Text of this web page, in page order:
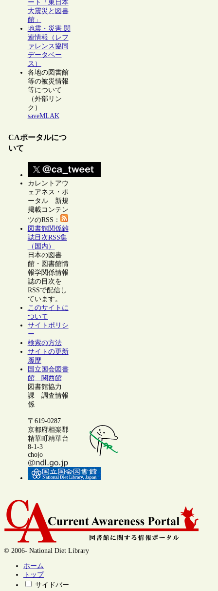
ート「東日本
大震災と図書
館」
地震・災害 関
連情報（レフ
ァレンス協同
データベー
ス）
各地の図書館
等の被災情報
等について
（外部リン
ク）
saveMLAK
CAポータルにつ
いて
カレントアウ
ェアネス・ポ
ータル 新規
掲載コンテン
ツのRSS：
図書館関係雑
誌目次RSS集
（国内）
日本の図書
館・図書館情
報学関係情報
誌の目次を
RSSで配信し
ています。
このサイトに
ついて
サイトポリシ
ー
検索の方法
サイトの更新
履歴
国立国会図書
館 関西館
図書館協力
課 調査情報
係
〒619-0287
京都府相楽郡
精華町精華台
8-1-3
chojo
© 2006- National Diet Library
ホーム
トップ
サイドバー